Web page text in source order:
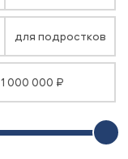
для подростков
1 000 000 ₽